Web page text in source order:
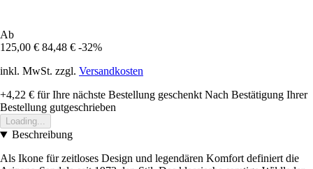
Ab
125,00 € 84,48 € -32%
inkl. MwSt. zzgl. Versandkosten
+4,22 € für Ihre nächste Bestellung geschenkt Nach Bestätigung Ihrer
Bestellung gutgeschrieben
Loading...
Beschreibung
Als Ikone für zeitloses Design und legendären Komfort definiert die